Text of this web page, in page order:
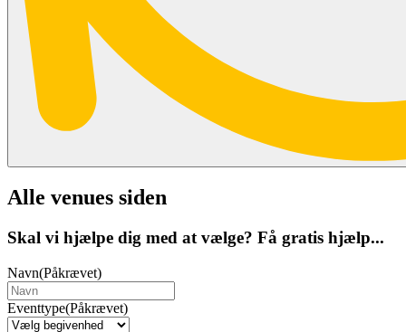
Alle venues siden
Skal vi hjælpe dig med at vælge? Få gratis hjælp...
Navn(Påkrævet)
Eventtype(Påkrævet)